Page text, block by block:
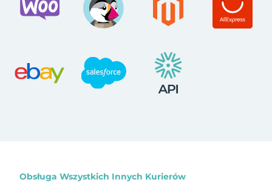
Obsługa Wszystkich Innych Kurierów